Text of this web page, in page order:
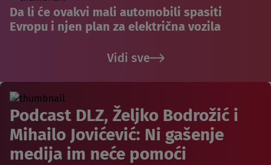
Da li će ovakvi mali automobili spasiti
Evropu i njen plan za električna vozila
Vidi sve
Podcast DLZ, Željko Bodrožić i
Mihailo Jovićević: Ni gašenje
medija im neće pomoći